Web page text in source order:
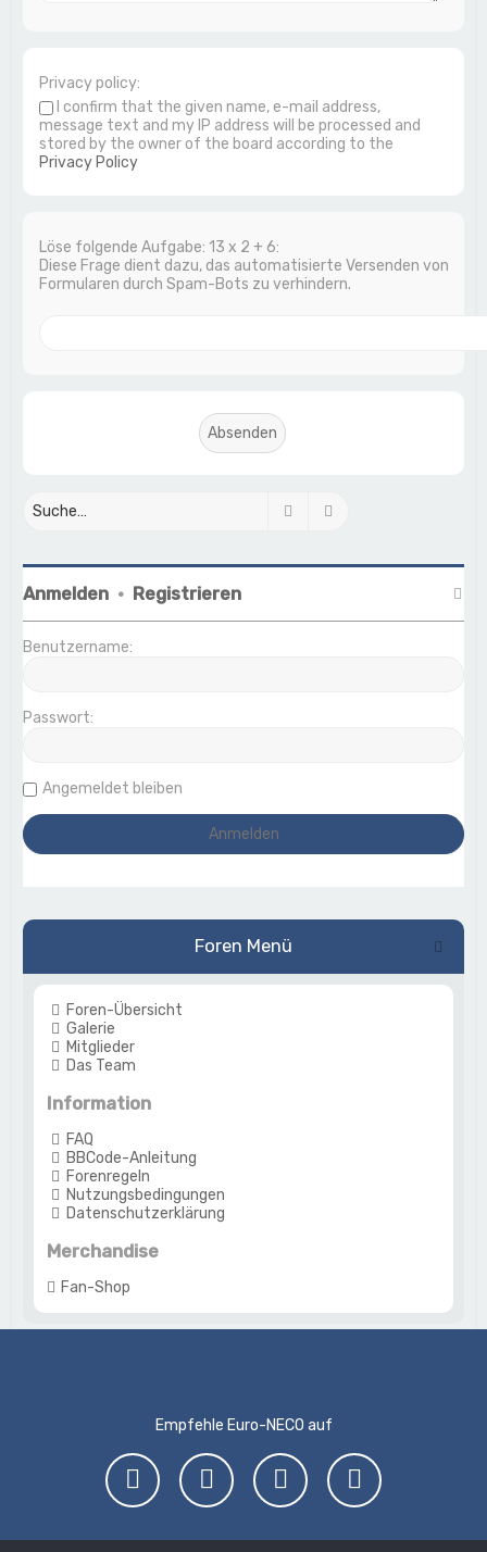
Privacy policy:
I confirm that the given name, e-mail address,
message text and my IP address will be processed and
stored by the owner of the board according to the
Privacy Policy
Löse folgende Aufgabe: 13 x 2 + 6:
Diese Frage dient dazu, das automatisierte Versenden von
Formularen durch Spam-Bots zu verhindern.
Suche
Anmelden • Registrieren
Benutzername:
Passwort:
Angemeldet bleiben
Foren Menü
Foren-Übersicht
Galerie
Mitglieder
Das Team
Information
FAQ
BBCode-Anleitung
Forenregeln
Nutzungsbedingungen
Datenschutzerklärung
Merchandise
Fan-Shop
Empfehle Euro-NECO auf